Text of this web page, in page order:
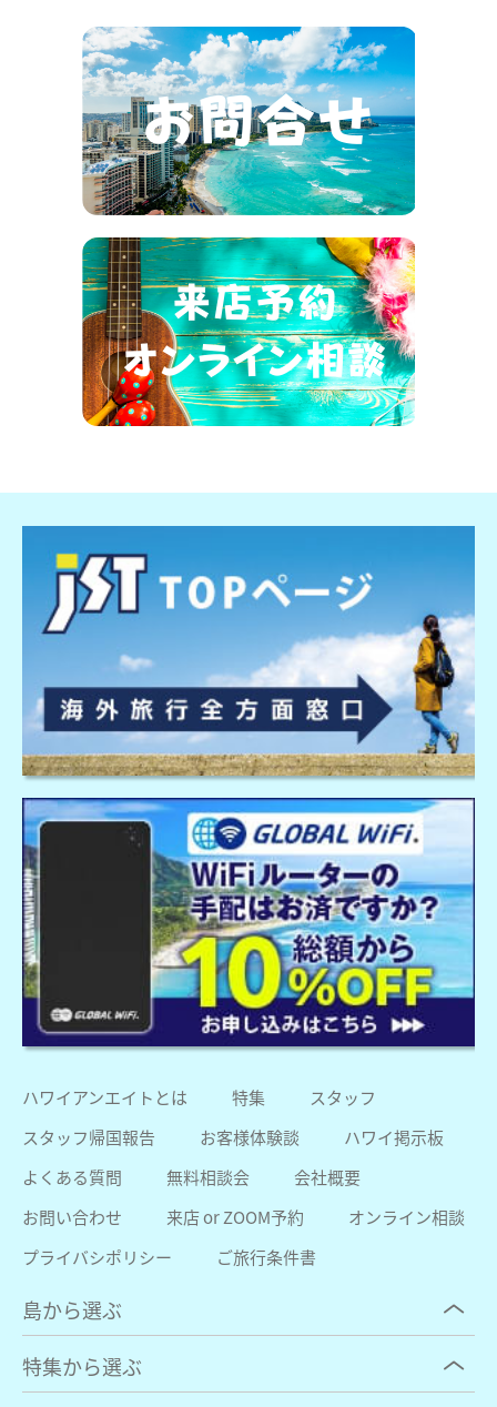
ハワイアンエイトとは 特集
スタッフ
スタッフ帰国報告
お客様体験談
ハワイ掲示板
よくある質問
無料相談会
会社概要
お問い合わせ
来店 or ZOOM予約
オンライン相談
プライバシポリシー
ご旅行条件書
島から選ぶ
特集から選ぶ